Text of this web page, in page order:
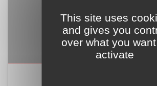
This site uses
and gives you
over what you
activate